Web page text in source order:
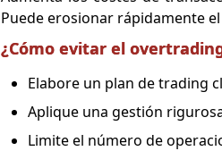
Puede erosionar rápidamente
¿Cómo evitar el
Elabore un plan de trading
Aplique una gestión
Limite el número de